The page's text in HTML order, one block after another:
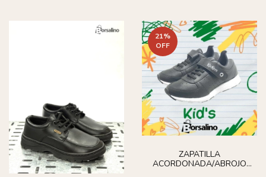
21%
OFF
ZAPATILLA
ACORDONADA/ABROJO